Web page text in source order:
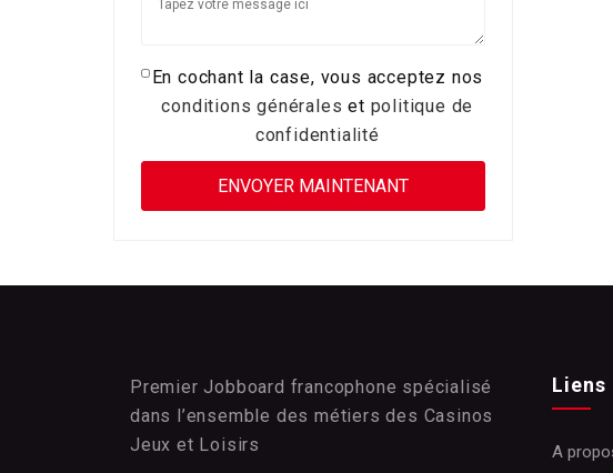
En cochant la case, vous acceptez nos
conditions générales et politique de
confidentialité
Premier Jobboard francophone spécialisé
dans l’ensemble des métiers des Casinos
Jeux et Loisirs
Liens
A